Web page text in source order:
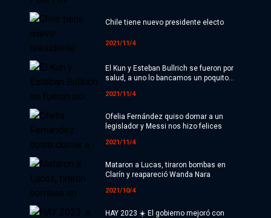
Chile tiene nuevo presidente electo
2021/11/4
El Kun y Esteban Bullrich se fueron por
salud, a uno lo bancamos un poquito
2021/11/4
Ofelia Fernández quiso domar a un
legislador y Messi nos hizo felices
2021/11/4
Mataron a Lucas, tiraron bombas en
Clarín y reapareció Wanda Nara
2021/10/4
HAY 2023 ☀️ El gobierno mejoró con